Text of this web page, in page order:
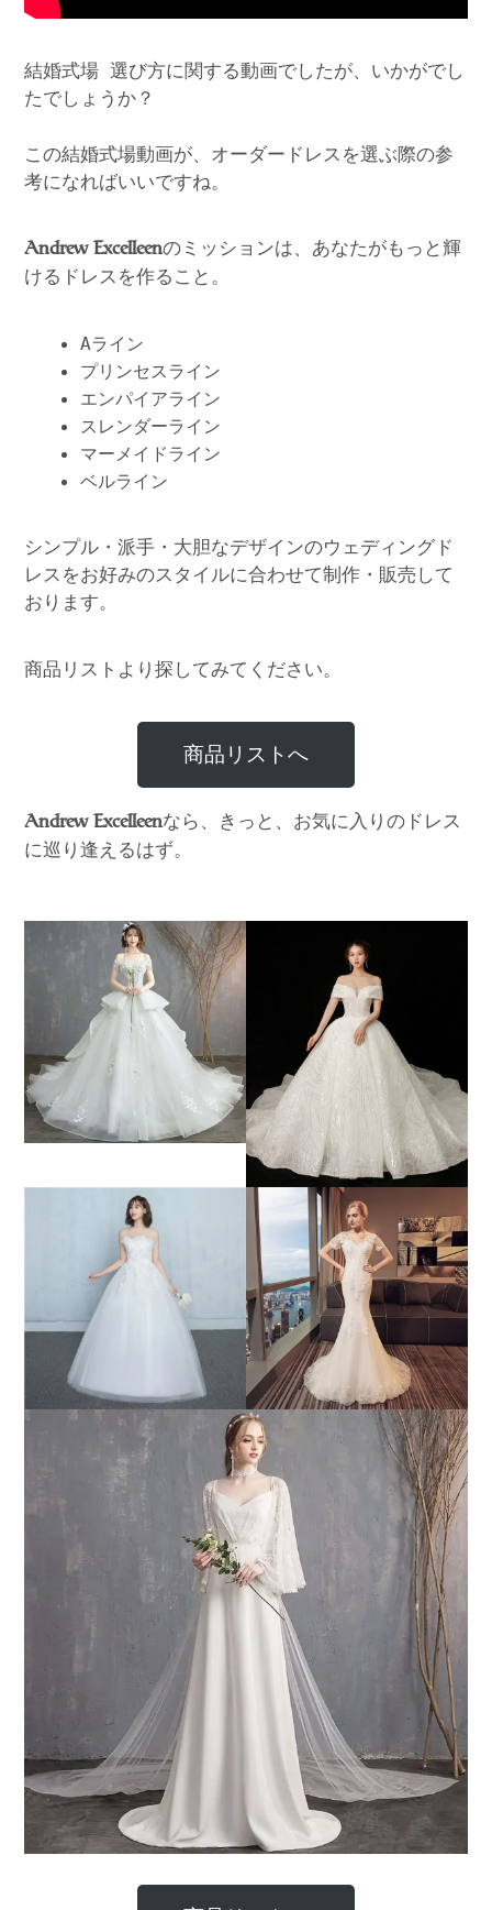
結婚式場 選び方に関する動画でしたが、いかがでし
たでしょうか？
この結婚式場動画が、オーダードレスを選ぶ際の参
考になればいいですね。
Andrew Excelleenのミッションは、あなたがもっと輝
けるドレスを作ること。
Aライン
プリンセスライン
エンパイアライン
スレンダーライン
マーメイドライン
ベルライン
シンプル・派手・大胆なデザインのウェディングド
レスをお好みのスタイルに合わせて制作・販売して
おります。
商品リストより探してみてください。
商品リストへ
Andrew Excelleenなら、きっと、お気に入りのドレス
に巡り逢えるはず。